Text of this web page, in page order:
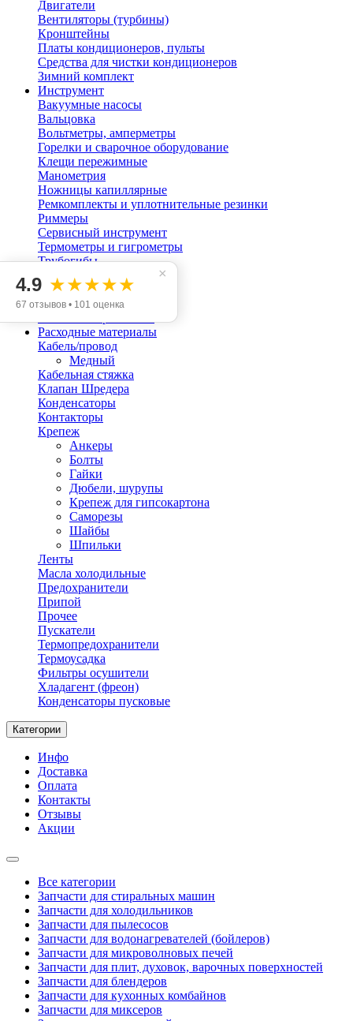
Двигатели
Вентиляторы (турбины)
Кронштейны
Платы кондиционеров, пульты
Средства для чистки кондиционеров
Зимний комплект
Инструмент
Вакуумные насосы
Вальцовка
Вольтметры, амперметры
Горелки и сварочное оборудование
Клещи пережимные
Манометрия
Ножницы капиллярные
Ремкомплекты и уплотнительные резинки
Риммеры
Сервисный инструмент
Термометры и гигрометры
Трубогибы
Труборасширители
Труборезы
Химические компоненты
Расходные материалы
Кабель/провод
Медный
Кабельная стяжка
Клапан Шредера
Конденсаторы
Контакторы
Крепеж
Анкеры
Болты
Гайки
Дюбели, шурупы
Крепеж для гипсокартона
Саморезы
Шайбы
Шпильки
Ленты
Масла холодильные
Предохранители
Припой
Прочее
Пускатели
Термопредохранители
Термоусадка
Фильтры осушители
Хладагент (фреон)
Конденсаторы пусковые
Категории
Инфо
Доставка
Оплата
Контакты
Отзывы
Акции
Все категории
Запчасти для стиральных машин
Запчасти для холодильников
Запчасти для пылесосов
Запчасти для водонагревателей (бойлеров)
Запчасти для микроволновых печей
Запчасти для плит, духовок, варочных поверхностей
Запчасти для блендеров
Запчасти для кухонных комбайнов
Запчасти для миксеров
×
4.9 ★★★★★
67 отзывов • 101 оценка